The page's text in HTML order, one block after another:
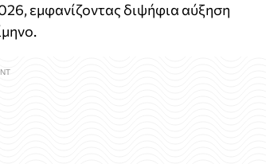
εμφανίζοντας διψήφια αύξηση